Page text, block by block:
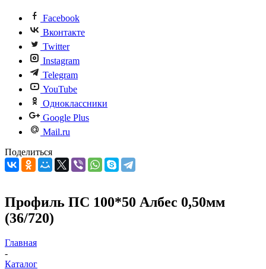
Facebook
Вконтакте
Twitter
Instagram
Telegram
YouTube
Одноклассники
Google Plus
Mail.ru
Поделиться
Профиль ПС 100*50 Албес 0,50мм
(36/720)
Главная
-
Каталог